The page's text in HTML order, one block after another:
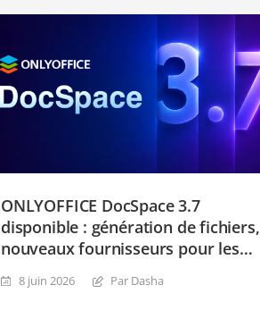
ONLYOFFICE DocSpace 3.7
disponible : génération de fichiers,
nouveaux fournisseurs pour les
intelligents, éditeurs et licence mis
8 juin 2026 Par Dasha